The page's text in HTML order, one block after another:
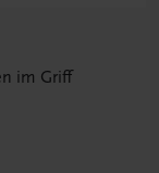
im Griff